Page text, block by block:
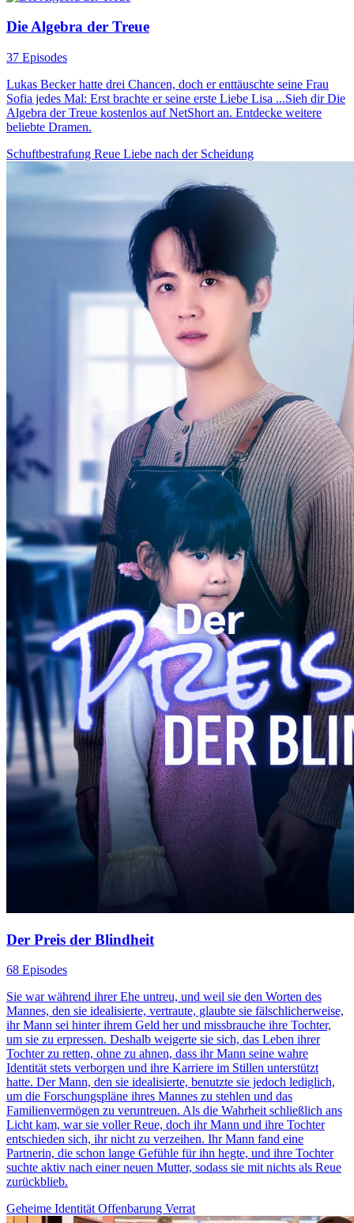
Die Algebra der Treue
37 Episodes
Lukas Becker hatte drei Chancen, doch er enttäuschte seine Frau
Sofia jedes Mal: Erst brachte er seine erste Liebe Lisa ...Sieh dir Die
Algebra der Treue kostenlos auf NetShort an. Entdecke weitere
beliebte Dramen.
Schuftbestrafung Reue Liebe nach der Scheidung
Der Preis der Blindheit
68 Episodes
Sie war während ihrer Ehe untreu, und weil sie den Worten des
Mannes, den sie idealisierte, vertraute, glaubte sie fälschlicherweise,
ihr Mann sei hinter ihrem Geld her und missbrauche ihre Tochter,
um sie zu erpressen. Deshalb weigerte sie sich, das Leben ihrer
Tochter zu retten, ohne zu ahnen, dass ihr Mann seine wahre
Identität stets verborgen und ihre Karriere im Stillen unterstützt
hatte. Der Mann, den sie idealisierte, benutzte sie jedoch lediglich,
um die Forschungspläne ihres Mannes zu stehlen und das
Familienvermögen zu veruntreuen. Als die Wahrheit schließlich ans
Licht kam, war sie voller Reue, doch ihr Mann und ihre Tochter
entschieden sich, ihr nicht zu verzeihen. Ihr Mann fand eine
Partnerin, die schon lange Gefühle für ihn hegte, und ihre Tochter
suchte aktiv nach einer neuen Mutter, sodass sie mit nichts als Reue
zurückblieb.
Geheime IdentitätOffenbarung Verrat